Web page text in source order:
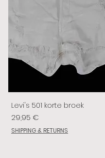
Levi's 501 korte broek
Prix
29,95 €
SHIPPING & RETURNS